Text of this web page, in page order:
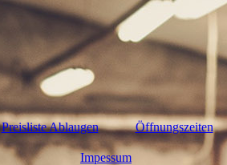
Preisliste Ablaugen Öffnungszeiten
Impessum